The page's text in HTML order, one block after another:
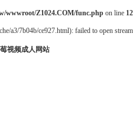
wwwroot/Z1024.COM/func.php on line
a3/7b04b/ce927.html): failed to open
视频成人网站